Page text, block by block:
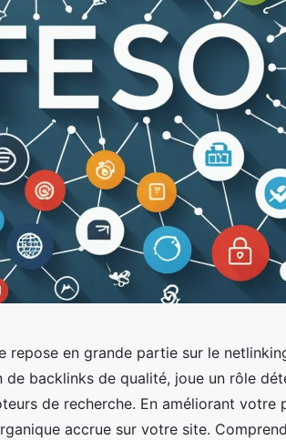
en grande partie sur le
de backlinks de qualité, joue un rôle
de recherche. En améliorant votre
accrue sur votre site.